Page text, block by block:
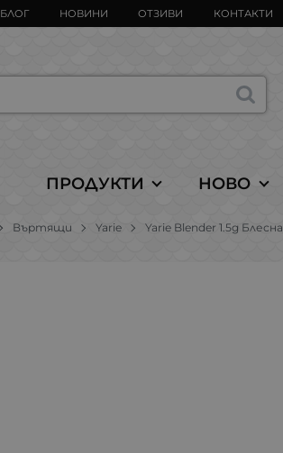
БЛОГ НОВИНИ ОТЗИВИ КОНТАКТИ
ПРОДУКТИ НОВО
Въртящи Yarie Yarie Blender 1.5g Блесна